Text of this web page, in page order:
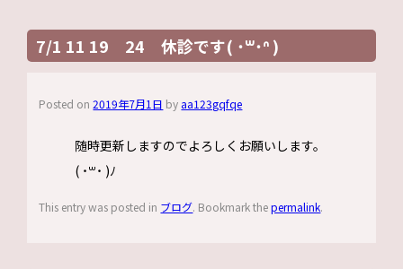
7/1 11 19 24 休診です( ˙꒳​˙ᐢ )
Posted on 2019年7月1日 by aa123gqfqe
随時更新しますのでよろしくお願いします。
( ˙꒳​˙ )ﾉ
This entry was posted in ブログ. Bookmark thepermalink.